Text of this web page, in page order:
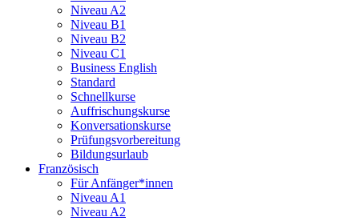
Niveau A2
Niveau B1
Niveau B2
Niveau C1
Business English
Standard
Schnellkurse
Auffrischungskurse
Konversationskurse
Prüfungsvorbereitung
Bildungsurlaub
Französisch
Für Anfänger*innen
Niveau A1
Niveau A2